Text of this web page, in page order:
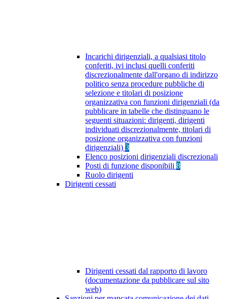
Incarichi dirigenziali, a qualsiasi titolo
conferiti, ivi inclusi quelli conferiti
discrezionalmente dall'organo di indirizzo
politico senza procedure pubbliche di
selezione e titolari di posizione
organizzativa con funzioni dirigenziali (da
pubblicare in tabelle che distinguano le
seguenti situazioni: dirigenti, dirigenti
individuati discrezionalmente, titolari di
posizione organizzativa con funzioni
dirigenziali) 3
Elenco posizioni dirigenziali discrezionali
Posti di funzione disponibili 8
Ruolo dirigenti
Dirigenti cessati
Dirigenti cessati dal rapporto di lavoro
(documentazione da pubblicare sul sito
web)